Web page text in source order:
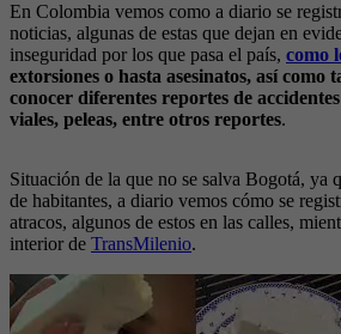
En Colombia vemos como a diario se
noticias, algunas de estas que dejan en
inseguridad por los que pasa el país, como
extorsiones o hasta asesinatos, así como
conocer diferentes reportes de
viales, peleas, entre otros reportes.
Situación de la que no se salva Bogotá, ya
de habitantes, a diario vemos cómo se
atracos, algunos de estos en las calles,
interior de TransMilenio.